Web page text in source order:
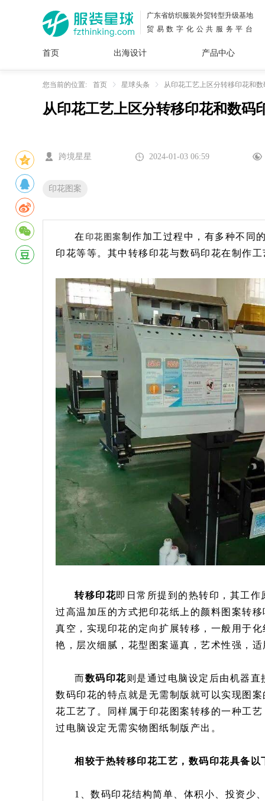
广东省纺织服装外贸转型升级基地
贸易数字化公共服务平台
首页 出海设计
面料
花型
插画
图案
服装
设计
产品中心
女装
内衣
男装
运动
服
童装
牛仔
服装
您当前的位置: 首页 星球头条 从印花工艺上区分转移印花和
从印花工艺上区分转移印花和数码
跨境星星 2024-01-03 06:59
印花图案
在 印花图案制作加工过程中，有多种不同
印花等等。其中转移印花与数码印花在制作
转移印花即日常所提到的热转印，其工
过高温加压的方式把印花纸上的颜料图案转
真空，实现印花的定向扩展转移，一般用于
艳，层次细腻，花型图案逼真，艺术性强，
而数码印花则是通过电脑设定后由机器
数码印花的特点就是无需制版就可以实现图
花工艺了。同样属于印花图案转移的一种工
过电脑设定无需实物图纸制版产出。
相较于热转移印花工艺，数码印花具备以
1、数码印花结构简单、体积小、投资少